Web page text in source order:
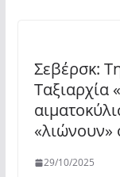
Σεβέρσκ:
Ταξιαρχία
«λιώνουν»
29/10/2025